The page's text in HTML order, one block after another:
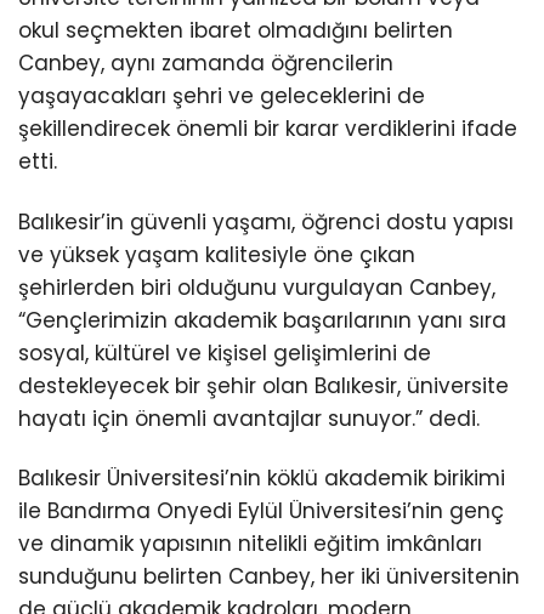
okul seçmekten ibaret olmadığını belirten
Canbey, aynı zamanda öğrencilerin
yaşayacakları şehri ve geleceklerini de
şekillendirecek önemli bir karar verdiklerini ifade
etti.
Balıkesir’in güvenli yaşamı, öğrenci dostu yapısı
ve yüksek yaşam kalitesiyle öne çıkan
şehirlerden biri olduğunu vurgulayan Canbey,
“Gençlerimizin akademik başarılarının yanı sıra
sosyal, kültürel ve kişisel gelişimlerini de
destekleyecek bir şehir olan Balıkesir, üniversite
hayatı için önemli avantajlar sunuyor.” dedi.
Balıkesir Üniversitesi’nin köklü akademik birikimi
ile Bandırma Onyedi Eylül Üniversitesi’nin genç
ve dinamik yapısının nitelikli eğitim imkânları
sunduğunu belirten Canbey, her iki üniversitenin